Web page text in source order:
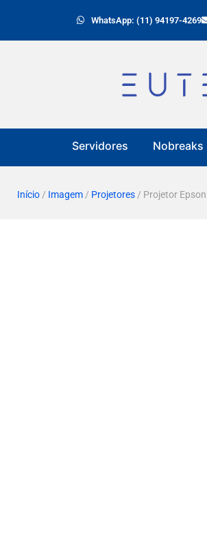
WhatsApp: (11) 94197-4269
Servidores Nobreaks
Início / Imagem / Projetores / Projetor